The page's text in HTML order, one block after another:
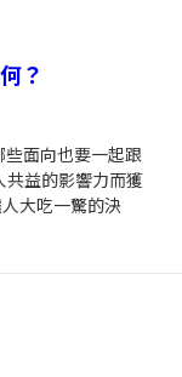
？
面向也要一起跟
共益的影響力而獲
大吃一驚的決